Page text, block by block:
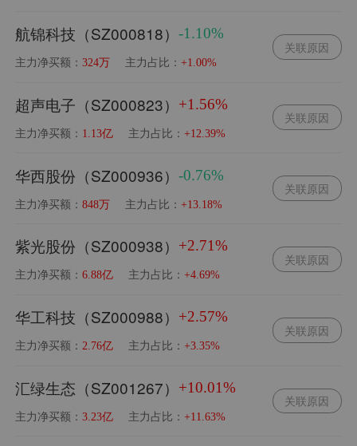
航锦科技（SZ000818）-1.10%
主力净买额：324万 主力占比：+1.00%
关联原因
超声电子（SZ000823） +1.56%
主力净买额： 1.13亿 主力占比：+12.39%
关联原因
华西股份（SZ000936）-0.76%
主力净买额：848万 主力占比：+13.18%
关联原因
紫光股份（SZ000938） +2.71%
主力净买额：6.88亿 主力占比：+4.69%
关联原因
华工科技（SZ000988） +2.57%
主力净买额：2.76亿 主力占比：+3.35%
关联原因
汇绿生态（SZ001267） +10.01%
主力净买额：3.23亿 主力占比：+11.63%
关联原因